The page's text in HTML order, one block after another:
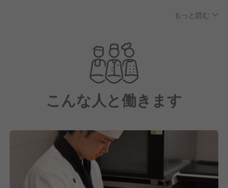
クションオーブンを設置。
トリュフソースで味わうオムレツ、北海道産いくらな
ど、厳選素材を使用しています。
さらに、季節ごとにメニューを変更するランチブッフ
ェ、ディナービュッフェと、素材を活かした和洋メニ
ューを展開しています。
お客様に上質なおもてなしをカジュアルに味わってい
ただくために、きめ細やかなサービスと高品質な料理
をお届けしています。
もっと読む
こんな人と働きます